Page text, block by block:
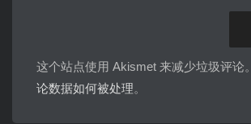
这个站点使用 Akismet 来减少垃圾评论。
论数据如何被处理。